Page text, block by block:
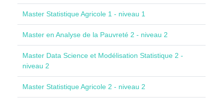
Master Statistique Agricole 1 - niveau 1
Master en Analyse de la Pauvreté 2 - niveau 2
Master Data Science et Modélisation Statistique 2 -
niveau 2
Master Statistique Agricole 2 - niveau 2